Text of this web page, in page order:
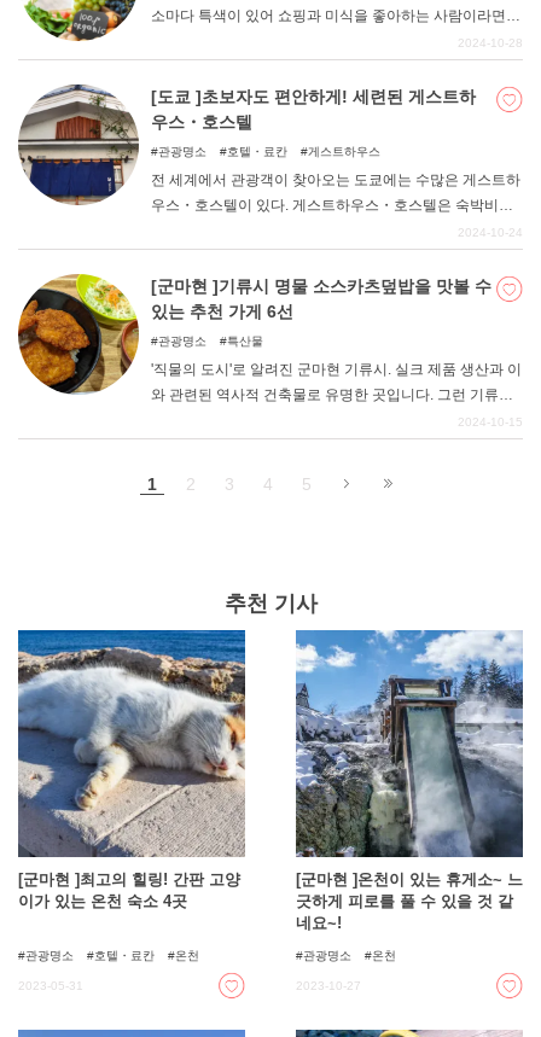
소마다 특색이 있어 쇼핑과 미식을 좋아하는 사람이라면
누구나 만족할 수 있을 것이다. 이번에는 그 중에서도 특히
함께 각각의 추천 맛집을 정리해본다.
2024-10-28
[도쿄 ]초보자도 편안하게! 세련된 게스트하
우스・호스텔
관광명소 호텔・료칸 게스트하우스
전 세계에서 관광객이 찾아오는 도쿄에는 수많은 게스트하
우스・호스텔이 있다. 게스트하우스・호스텔은 숙박비가
저렴해 여행 경비를 절약할 수 있는 장점이 있지만, 이용해
그런 호스텔 초보자도 안심하고 숙박할 수 있고, 호스텔에
익숙한 사람도 즐길 수 있는 도쿄의 호스텔을 소개하고자
한다.
2024-10-24
[군마현 ]기류시 명물 소스카츠덮밥을 맛볼 수
있는 추천 가게 6선
관광명소 특산물
'직물의 도시'로 알려진 군마현 기류시. 실크 제품 생산과 이
와 관련된 역사적 건축물로 유명한 곳입니다. 그런 기류시
의 명물 먹거리 중 하나로 알려진 것이 소스카츠덮밥( "" )이
와 고기의 감칠맛이 입안 가득 퍼지는데, 얼마든지 먹을 수
2024-10-15
1 2 3 4 5
추천 기사
[군마현 ]최고의 힐링! 간판 고양
이가 있는 온천 숙소 4곳
관광명소 호텔・료칸 온천
2023-05-31
[군마현 ]온천이 있는 휴게소~ 느
긋하게 피로를 풀 수 있을 것 같
네요~!
관광명소 온천
2023-10-27